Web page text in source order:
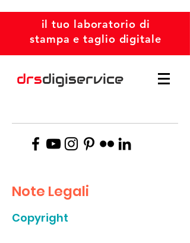
il tuo laboratorio di
stampa e taglio digitale
drsdigiservice
Note Legali
Copyright